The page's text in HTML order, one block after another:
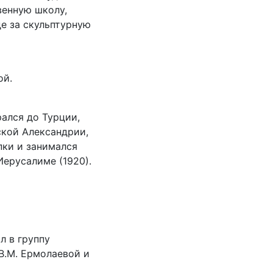
школу,
за скульптурную
до Турции,
Александрии,
и занимался
(1920).
в группу
Ермолаевой и